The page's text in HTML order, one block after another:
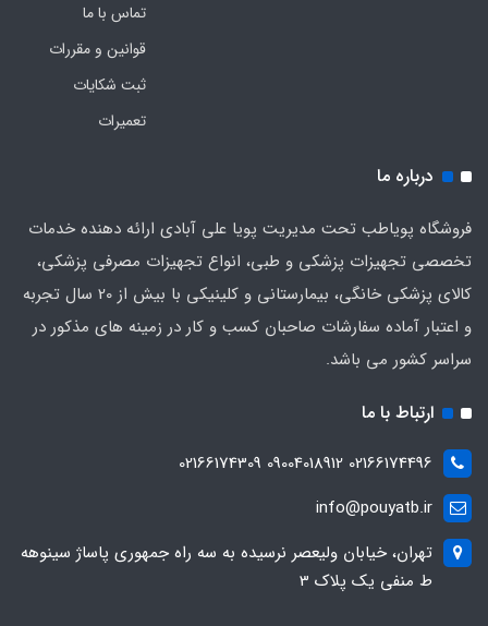
تماس با ما
قوانین و مقررات
ثبت شکایات
تعمیرات
درباره ما
فروشگاه پویاطب تحت مدیریت پویا علی آبادی ارائه دهنده خدمات
تخصصی تجهیزات پزشکی و طبی، انواع تجهیزات مصرفی پزشکی،
کالای پزشکی خانگی، بیمارستانی و کلینیکی با بیش از 20 سال تجربه
و اعتبار آماده سفارشات صاحبان کسب و کار در زمینه های مذکور در
سراسر کشور می باشد.
ارتباط با ما
02166174496 09004018912 02166174309
info@pouyatb.ir
تهران، خیابان ولیعصر نرسیده به سه راه جمهوری پاساژ سینوهه
ط منفی یک پلاک 3